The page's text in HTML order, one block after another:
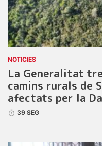
NOTICIES
La Generalitat
camins rurals de
afectats per la
39 SEG